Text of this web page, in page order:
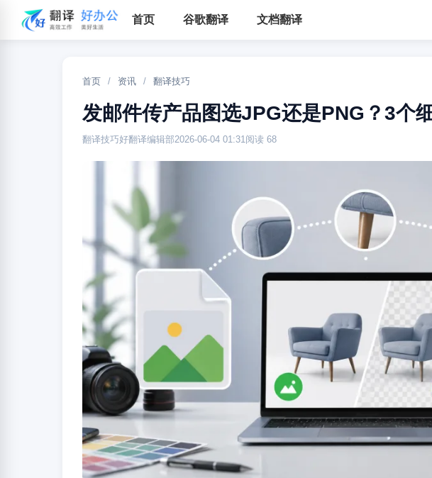
首页 谷歌翻译 文档翻译
首页 / 资讯 / 翻译技巧
发邮件传产品图选JPG还是PNG？3个
翻译技巧好翻译编辑部2026-06-04 01:31阅读 68